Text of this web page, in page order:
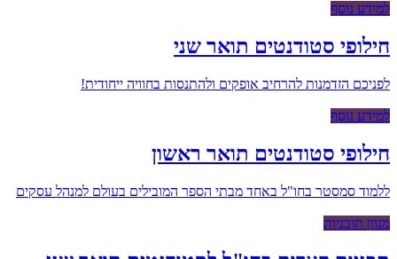
למידע נוסף
חילופי סטודנטים תואר שני
לפניכם הזדמנות להרחיב אופקים ולהתנסות בחוויה ייחודית!
למידע נוסף
חילופי סטודנטים תואר ראשון
ללמוד סמסטר בחו"ל באחד מבתי הספר המובילים בעולם למנהל עסקים
מגוון תוכניות